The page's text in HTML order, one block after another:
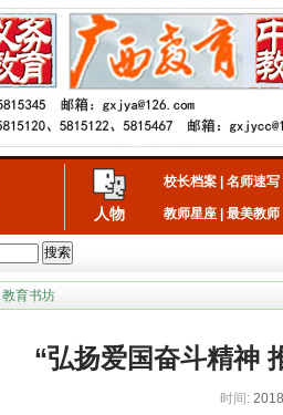
人物
校长档案 名师速写
教师星座 最美教师
搜索
教育书坊
“弘扬爱国奋斗精神
时间: